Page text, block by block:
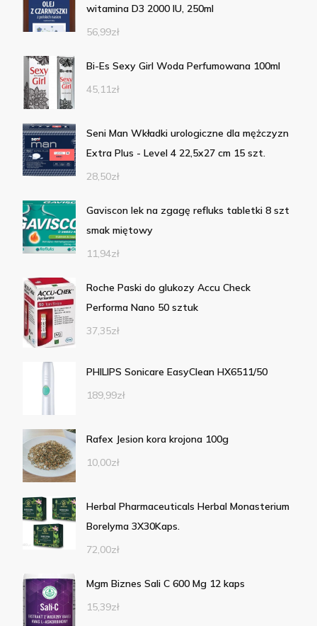
witamina D3 2000 IU, 250ml
56,99zł
Bi-Es Sexy Girl Woda Perfumowana 100ml
45,11zł
Seni Man Wkładki urologiczne dla mężczyzn
Extra Plus - Level 4 22,5x27 cm 15 szt.
28,50zł
Gaviscon lek na zgagę refluks tabletki 8 szt
smak miętowy
11,94zł
Roche Paski do glukozy Accu Check
Performa Nano 50 sztuk
37,35zł
PHILIPS Sonicare EasyClean HX6511/50
189,99zł
Rafex Jesion kora krojona 100g
10,00zł
Herbal Pharmaceuticals Herbal Monasterium
Borelyma 3X30Kaps.
72,00zł
Mgm Biznes Sali C 600 Mg 12 kaps
15,39zł